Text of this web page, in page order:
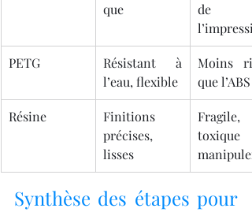
que
de
PETG
Résistant à
l’eau, flexible
Moins
que l’ABS
Résine
Finitions
précises,
lisses
Fragile,
manipuler
Synthèse des étapes pour